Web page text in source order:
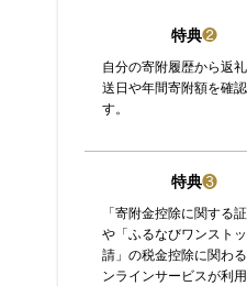
特典❷
自分の寄附履歴から返
送日や年間寄附額を確
す。
特典❸
「寄附金控除に関する証
や「ふるなびワンスト
請」の税金控除に関わ
ンラインサービスが利